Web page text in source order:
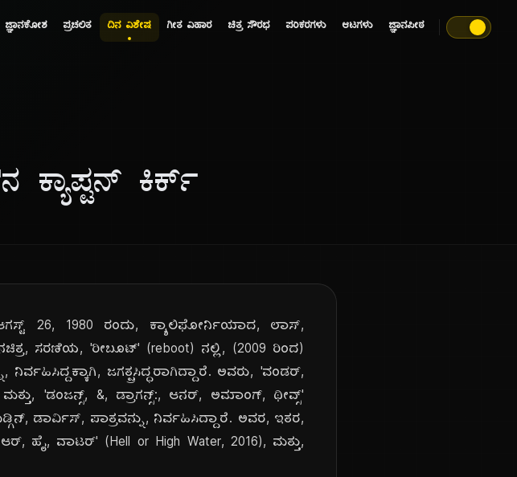
ಜ್ಞಾನಕೋಶ ಪ್ರಚಲಿತ ದಿನ ವಿಶೇಷ ಗೀತ ವಿಹಾರ ಚಿತ್ರ ಸೌರಭ ಪರಿಕರಗಳು ಆಟಗಳು ಜ್ಞಾನಪೀಠ
ಕ್ಯಾಪ್ಟನ್ ಕಿರ್ಕ್
26, 1980 ರಂದು, ಕ್ಯಾಲಿಫೋರ್ನಿಯಾದ, ಲಾಸ್,
ಸರಣಿಯ, 'ರೀಬೂಟ್' (reboot) ನಲ್ಲಿ, (2009 ರಿಂದ)
ನಿರ್ವಹಿಸಿದ್ದಕ್ಕಾಗಿ, ಜಗತ್ಪ್ರಸಿದ್ಧರಾಗಿದ್ದಾರೆ. ಅವರು, 'ವಂಡರ್,
'ಡಂಜನ್ಸ್, &, ಡ್ರಾಗನ್ಸ್:, ಆನರ್, ಅಮಾಂಗ್, ಥೀವ್ಸ್'
ಎಡ್ಗಿನ್, ಡಾರ್ವಿಸ್, ಪಾತ್ರವನ್ನು, ನಿರ್ವಹಿಸಿದ್ದಾರೆ. ಅವರ, ಇತರ,
ಹೈ, ವಾಟರ್' (Hell or High Water, 2016), ಮತ್ತು,